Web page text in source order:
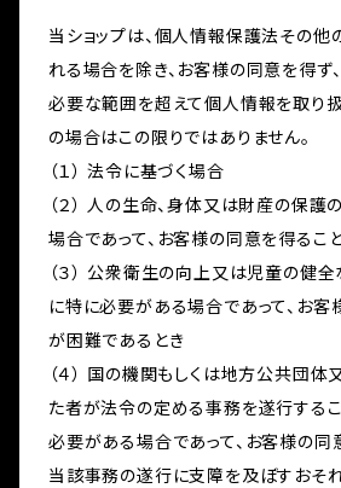
当ショップは、個人情報保護法その他
れる場合を除き、お客様の同意を得ず
必要な範囲を超えて個人情報を取り扱
の場合はこの限りではありません。
（１） 法令に基づく場合
（２） 人の生命、身体又は財産の保護
場合であって、お客様の同意を得るこ
（３） 公衆衛生の向上又は児童の健
に特に必要がある場合であって、お客
が困難であるとき
（４） 国の機関もしくは地方公共団
た者が法令の定める事務を遂行する
必要がある場合であって、お客様の同
当該事務の遂行に支障を及ぼすおそ